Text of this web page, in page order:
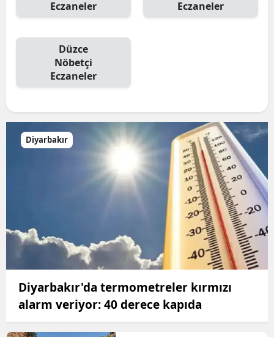
Eczaneler Eczaneler
Düzce
Nöbetçi
Eczaneler
Diyarbakır
Diyarbakır'da termometreler kırmızı
alarm veriyor: 40 derece kapıda